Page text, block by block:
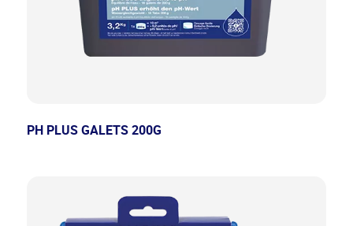
PH PLUS GALETS 200G